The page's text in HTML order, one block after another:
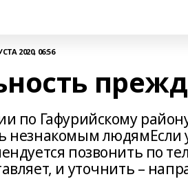
2020, 06:56
по Гафурийскому
незнакомым людямЕсли
позвонить по
и уточнить –